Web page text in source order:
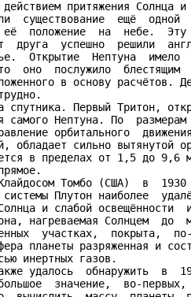
действием притяжения Солнца
существование  ещё  одной
её  положение  на  небе.  Эту
друга  успешно  решили
Открытие  Нептуна  имело
оно  послужило  блестящим
в основу расчётов.
спутника. Первый Тритон,
самого Нептуна. По
орбитального
обладает сильно вытянутой
в пределах от 1,5 до 9,6
Томбо (США)  в
системы Плутон наиболее
и слабой освещённости
нагреваемая Солнцем
участках,  покрыта,
планеты разряженная и
инертных газов.
удалось  обнаружить  в
значение,  во-